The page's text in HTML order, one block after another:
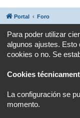
Portal Foro
Desarrollado
Para poder utilizar
algunos ajustes. Esto
cookies o no. Se
Cookies
La configuración se
momento.